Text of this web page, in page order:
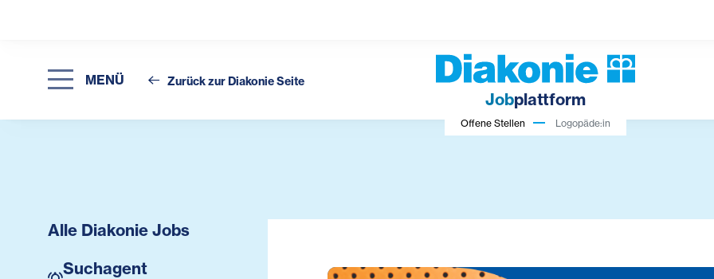
MENÜ Zurück zur Diakonie Seite
Jobplattform
Offene Stellen Logopäde:in
Alle Diakonie Jobs
Suchagent